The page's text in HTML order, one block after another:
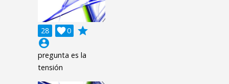
28 0

grade
account_circle
pregunta es la
tensión